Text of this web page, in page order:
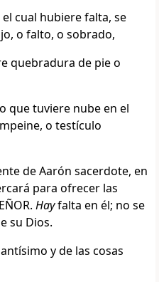
cual hubiere falta, se
o falto, o sobrado,
quebradura de pie o
que tuviere nube en el
o testículo
de Aarón sacerdote, en
para ofrecer las
Hayfalta en él; no se
su Dios.
y de las cosas